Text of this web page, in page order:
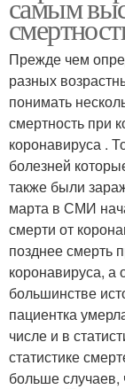
Прежде чем
разных
понимать
смертность при
коронавируса .
болезней
также были
марта в СМИ
смерти от
позднее смерть
коронавируса, а
большинстве
пациентка
числе и в
статистике
больше